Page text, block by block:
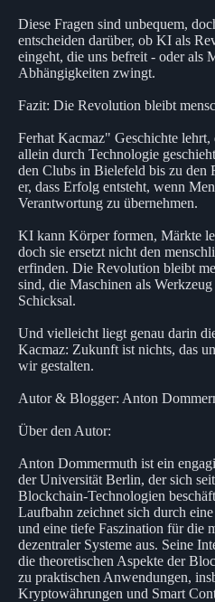
Diese Fragen sind unbequem,
entscheiden darüber, ob KI als
eingeht, die uns befreit - oder als
Abhängigkeiten zwingt.
Fazit: Die Revolution bleibt
Ferhat Kacmaz" Geschichte
allein durch Technologie
den Clubs in Bielefeld bis zu den
er, dass Erfolg entsteht, wenn
Verantwortung zu übernehmen.
KI kann Körper formen, Märkte
doch sie ersetzt nicht den
erfinden. Die Revolution bleibt
sind, die Maschinen als
Schicksal.
Und vielleicht liegt genau darin
Kacmaz: Zukunft ist nichts, das
wir gestalten.
Autor & Blogger: Anton
Über den Autor:
Anton Dommermuth ist ein
der Universität Berlin, der sich
Blockchain-Technologien
Laufbahn zeichnet sich durch
und eine tiefe Faszination für die
dezentraler Systeme aus. Seine
die theoretischen Aspekte der
zu praktischen Anwendungen,
Kryptowährungen und Smart